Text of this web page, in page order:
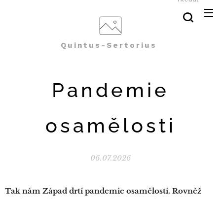
Quintus-Sertorius
Pandemie
osamělosti
06.07.2026
Tak nám Západ drtí pandemie osamělosti. Rovněž